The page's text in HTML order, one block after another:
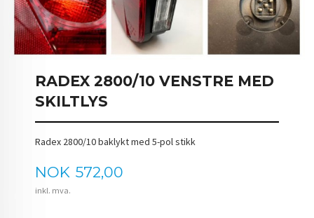
RADEX 2800/10 VENSTRE MED
SKILTLYS
Radex 2800/10 baklykt med 5-pol stikk
Pris
NOK 572,00
inkl. mva.